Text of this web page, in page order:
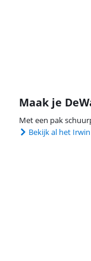
Maak je
Met een pak
Bekijk al het